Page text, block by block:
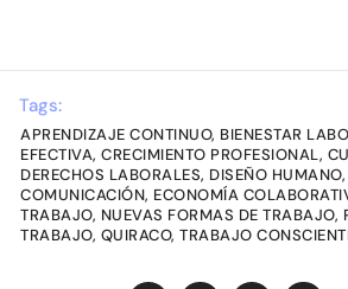
Tags:
APRENDIZAJE CONTINUO, BIENESTAR
EFECTIVA,CRECIMIENTO PROFESIONAL,
DERECHOS LABORALES, DISEÑO HUMANO,
COMUNICACIÓN, ECONOMÍA
TRABAJO, NUEVAS FORMAS DE TRABAJO,
TRABAJO, QUIRACO,TRABAJO